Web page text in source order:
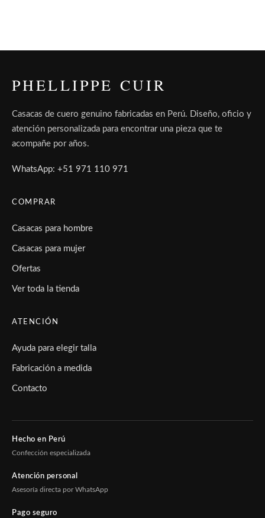
PHELLIPPE CUIR
Casacas de cuero genuino fabricadas en Perú. Diseño, oficio y
atención personalizada para encontrar una pieza que te
acompañe por años.
WhatsApp: +51 971 110 971
COMPRAR
Casacas para hombre
Casacas para mujer
Ofertas
Ver toda la tienda
ATENCIÓN
Ayuda para elegir talla
Fabricación a medida
Contacto
Hecho en Perú
Confección especializada
Atención personal
Asesoría directa por WhatsApp
Pago seguro